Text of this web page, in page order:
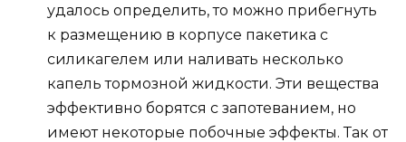
удалось определить, то можно прибегнуть
к размещению в корпусе пакетика с
силикагелем или наливать несколько
капель тормозной жидкости. Эти вещества
эффективно борятся с запотеванием, но
имеют некоторые побочные эффекты. Так от